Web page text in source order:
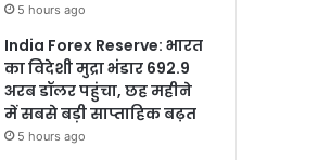
5 hours ago
India Forex Reserve: भारत
का विदेशी मुद्रा भंडार 692.9
अरब डॉलर पहुंचा, छह महीने
में सबसे बड़ी साप्ताहिक बढ़त
5 hours ago